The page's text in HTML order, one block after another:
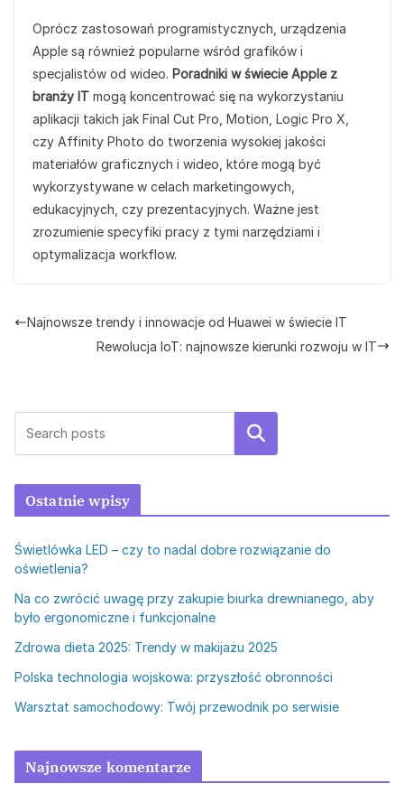
Oprócz zastosowań programistycznych, urządzenia
Apple są również popularne wśród grafików i
specjalistów od wideo. Poradniki w świecie Apple z
branży IT mogą koncentrować się na wykorzystaniu
aplikacji takich jak Final Cut Pro, Motion, Logic Pro X,
czy Affinity Photo do tworzenia wysokiej jakości
materiałów graficznych i wideo, które mogą być
wykorzystywane w celach marketingowych,
edukacyjnych, czy prezentacyjnych. Ważne jest
zrozumienie specyfiki pracy z tymi narzędziami i
optymalizacja workflow.
Najnowsze trendy i innowacje od Huawei w świecie IT
Rewolucja IoT: najnowsze kierunki rozwoju w IT
Szukaj
Ostatnie wpisy
Świetlówka LED – czy to nadal dobre rozwiązanie do
oświetlenia?
Na co zwrócić uwagę przy zakupie biurka drewnianego, aby
było ergonomiczne i funkcjonalne
Zdrowa dieta 2025: Trendy w makijażu 2025
Polska technologia wojskowa: przyszłość obronności
Warsztat samochodowy: Twój przewodnik po serwisie
Najnowsze komentarze